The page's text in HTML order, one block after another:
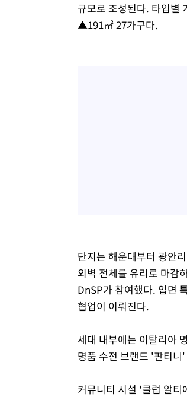
규모로 조성된다. 타입
▲191㎡ 27가구다.
단지는 해운대부터 광안
외벽 전체를 유리로 마감
DnSP가 참여했다. 입면
협업이 이뤄진다.
세대 내부에는 이탈리아
명품 수전 브랜드 '판티니
커뮤니티 시설 '클럽 알